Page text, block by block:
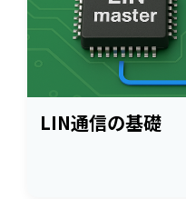
LIN通信の基礎